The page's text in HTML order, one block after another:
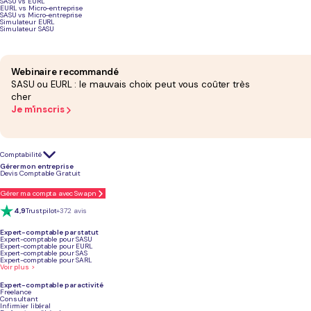
EURL vs Micro-entreprise
SASU vs Micro-entreprise
Simulateur EURL
Simulateur SASU
Webinaire recommandé
SASU ou EURL : le mauvais choix peut vous coûter très
cher
Je m'inscris
Comptabilité
Gérer mon entreprise
Devis Comptable Gratuit
Gérer ma compta avec Swapn
4,9Trustpilot+372 avis
Expert-comptable par statut
Expert-comptable pour SASU
Expert-comptable pour EURL
Expert-comptable pour SAS
Expert-comptable pour SARL
Voir plus >
Expert-comptable par activité
Freelance
Consultant
Infirmier libéral
Quels sont les logiciels comptables
Swapn
L-Expert-
Comptable.com